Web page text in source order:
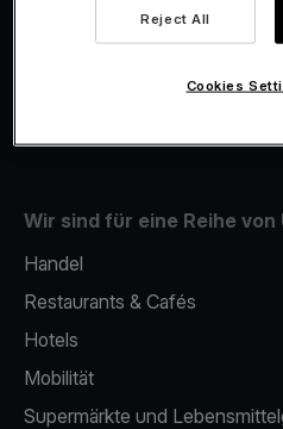
Fiskalisierung
Wir sind für eine Reihe
Handel
Restaurants & Cafés
Hotels
Mobilität
Supermärkte und
Reject All
Cookies